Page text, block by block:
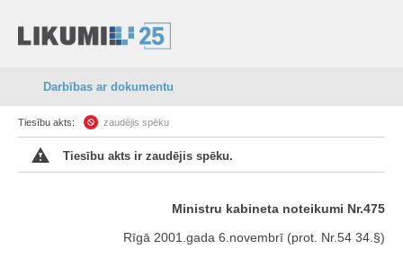
Darbības ar dokumentu
Tiesību akts: zaudējis spēku
Tiesību akts ir zaudējis spēku.
Ministru kabineta noteikumi Nr.475
Rīgā 2001.gada 6.novembrī (prot. Nr.54 34.§)